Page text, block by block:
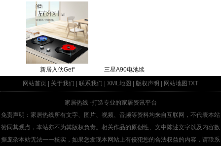
新居入伙Get“
三星A90电池续
网站首页
关于我们 联系我们 XML地图 版权声明 网站地图TXT
家居热线-打造专业的家居资讯平台
免责声明：家居热线所有文字、图片、视频、音频等资料均来自互联网，不代表本站
赞同其观点，本站亦不为其版权负责。相关作品的原创性、文中陈述文字以及内容数
据庞杂本站无法一一核实，如果您发现本网站上有侵犯您的合法权益的内容，请联系